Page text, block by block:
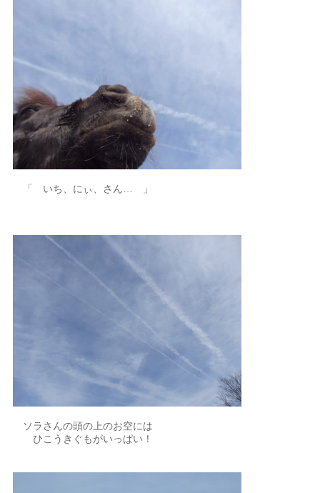
「 いち、にぃ、さん… 」
ソラさんの頭の上のお空には
ひこうきぐもがいっぱい！